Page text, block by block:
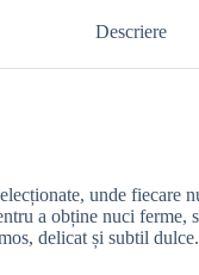
Descriere
unde fiecare
a obține nuci
delicat și subtil dulce.